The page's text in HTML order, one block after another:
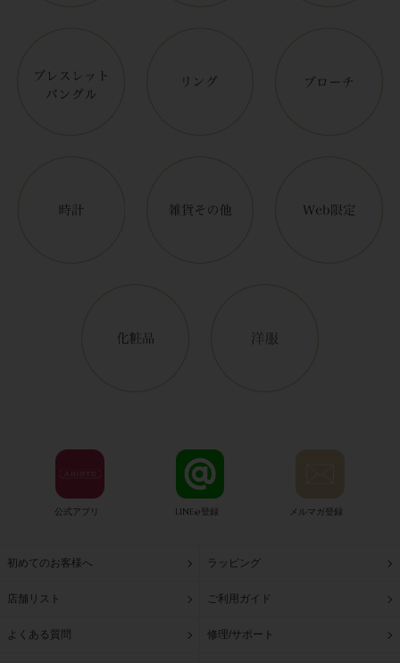
公式アプリ LINE@登録 メルマガ登録
初めてのお客様へ ラッピング
店舗リスト ご利用ガイド
よくある質問 修理/サポート